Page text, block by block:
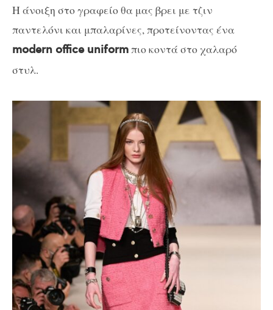
Η άνοιξη στο γραφείο θα μας βρει με τζιν
παντελόνι και μπαλαρίνες, προτείνοντας ένα
modern office uniformπιο κοντά στο χαλαρό
στυλ.